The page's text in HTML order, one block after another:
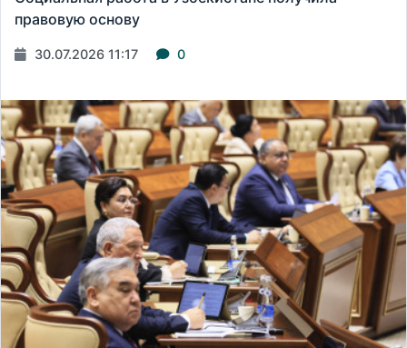
правовую основу
30.07.2026 11:17 0